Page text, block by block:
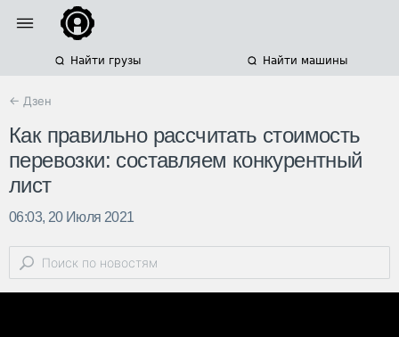
Найти грузы Найти машины
← Дзен
Как правильно рассчитать стоимость
перевозки: составляем конкурентный
лист
06:03, 20 Июля 2021